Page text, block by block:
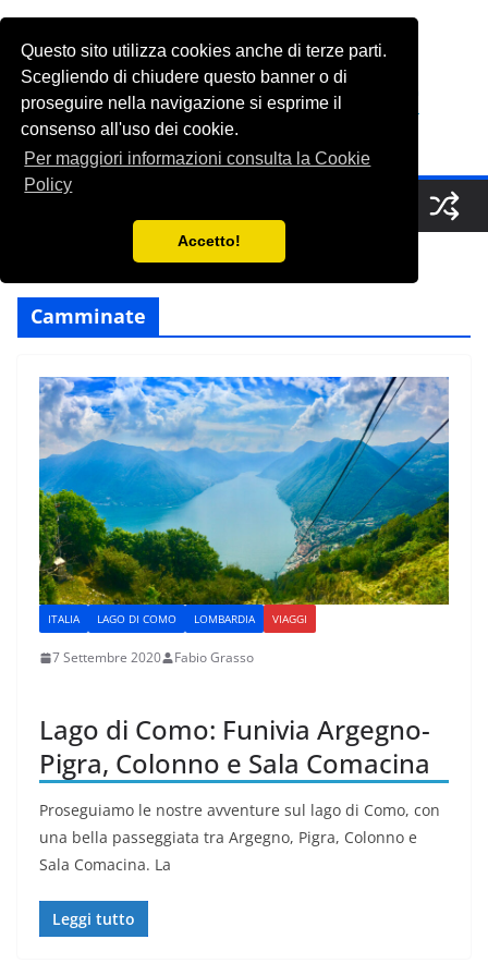
Questo sito utilizza cookies anche di terze parti.
Scegliendo di chiudere questo banner o di
proseguire nella navigazione si esprime il
consenso all'uso dei cookie.
Per maggiori informazioni consulta la Cookie
Policy
Accetto!
Salta
contenutoFabioGrasso.net
A Saucerful of Delights
Camminate
ITALIA LAGO DI COMO LOMBARDIA VIAGGI
7 Settembre 2020 Fabio Grasso
Lago di Como: Funivia Argegno-
Pigra, Colonno e Sala Comacina
Proseguiamo le nostre avventure sul lago di Como, con
una bella passeggiata tra Argegno, Pigra, Colonno e
Sala Comacina. La
Leggi tutto